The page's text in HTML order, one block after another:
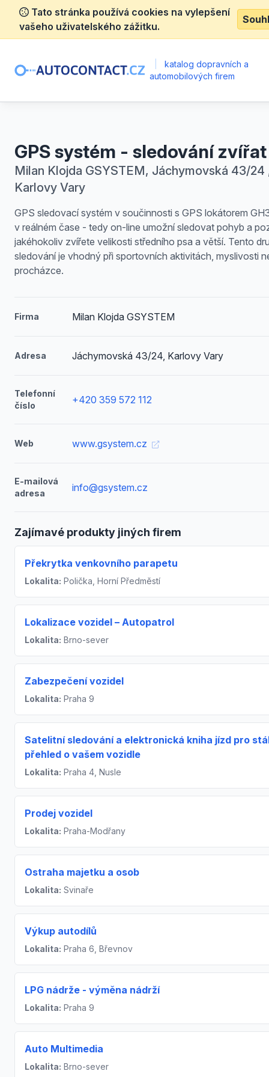
Tato stránka používá cookies na vylepšení
vašeho uživatelského zážitku.
katalog dopravních a
automobilových firem
GPS systém - sledování zvířat
Milan Klojda GSYSTEM, Jáchymovská 43/24
Karlovy Vary
GPS sledovací systém v součinnosti s GPS lokátorem
v reálném čase - tedy on-line umožní sledovat pohyb a
jakéhokoliv zvířete velikosti středního psa a větší. Tento
sledování je vhodný při sportovních aktivitách, myslivosti
procházce.
Firma Milan Klojda GSYSTEM
Adresa Jáchymovská 43/24, Karlovy Vary
Telefonní
číslo
+420 359 572 112
Web www.gsystem.cz
E-mailová
adresa
info@gsystem.cz
Zajímavé produkty jiných firem
Překrytka venkovního parapetu
Lokalita: Polička, Horní Předměstí
Lokalizace vozidel – Autopatrol
Lokalita: Brno-sever
Zabezpečení vozidel
Lokalita: Praha 9
Satelitní sledování a elektronická kniha jízd pro
přehled o vašem vozidle
Lokalita: Praha 4, Nusle
Prodej vozidel
Lokalita: Praha-Modřany
Ostraha majetku a osob
Lokalita: Svinaře
Výkup autodílů
Lokalita: Praha 6, Břevnov
LPG nádrže - výměna nádrží
Lokalita: Praha 9
Auto Multimedia
Lokalita: Brno-sever